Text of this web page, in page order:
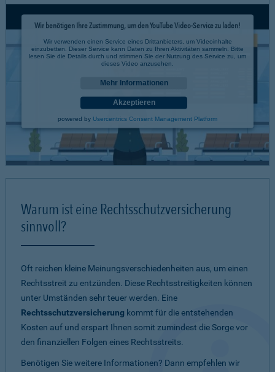
Wir benötigen Ihre Zustimmung, um den YouTube Video-Service zu laden!
Wir verwenden einen Service eines Drittanbieters, um Videoinhalte
einzubetten. Dieser Service kann Daten zu Ihren Aktivitäten sammeln. Bitte
lesen Sie die Details durch und stimmen Sie der Nutzung des Service zu, um
dieses Video anzusehen.
Mehr Informationen
Akzeptieren
powered by Usercentrics Consent Management Platform
Warum ist eine Rechtsschutzversicherung
sinnvoll?
Oft reichen kleine Meinungsverschiedenheiten aus, um einen
Rechtsstreit zu entzünden. Diese Rechtsstreitigkeiten können
unter Umständen sehr teuer werden. Eine
Rechtsschutzversicherung kommt für die entstehenden
Kosten auf und erspart Ihnen somit zumindest die Sorge vor
den finanziellen Folgen eines Rechtsstreits.
Benötigen Sie weitere Informationen? Dann empfehlen wir